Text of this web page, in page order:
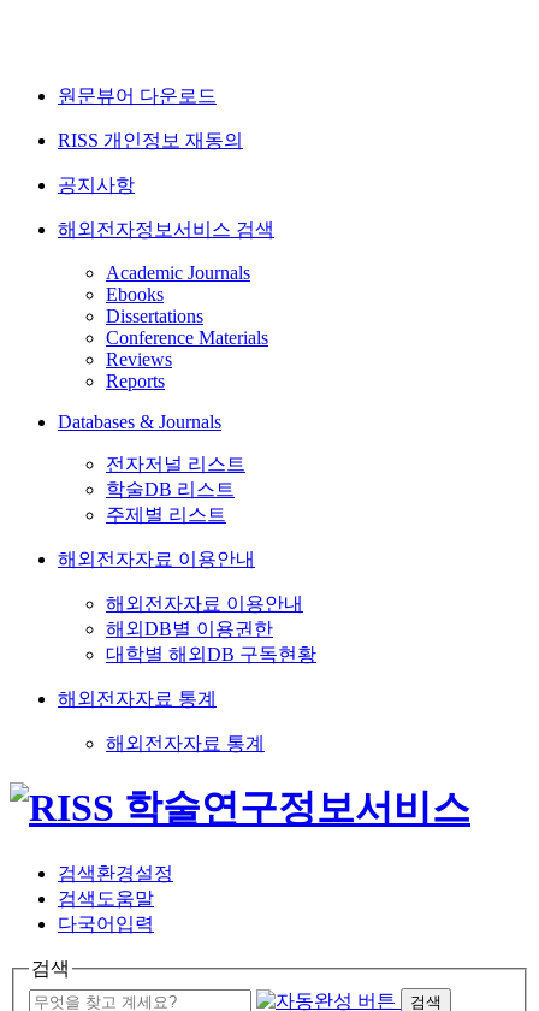
원문뷰어 다운로드
RISS 개인정보 재동의
공지사항
해외전자정보서비스 검색
Academic Journals
Ebooks
Dissertations
Conference Materials
Reviews
Reports
Databases & Journals
전자저널 리스트
학술DB 리스트
주제별 리스트
해외전자자료 이용안내
해외전자자료 이용안내
해외DB별 이용권한
대학별 해외DB 구독현황
해외전자자료 통계
해외전자자료 통계
검색환경설정
검색도움말
다국어입력
검색
검색